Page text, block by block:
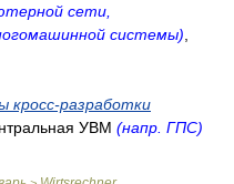
сети,
системы)
кросс-разработки
УВМ (напр. ГПС)